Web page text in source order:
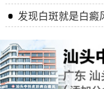
发现白斑就是白癜